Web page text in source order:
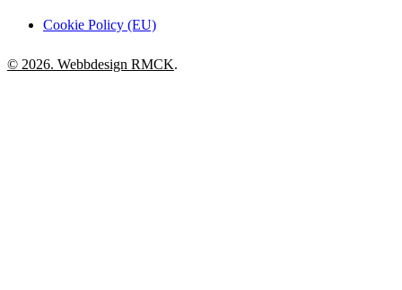
Cookie Policy (EU)
© 2026. Webbdesign RMCK.